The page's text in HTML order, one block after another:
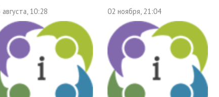
августа, 10:28 02 ноября, 21:04